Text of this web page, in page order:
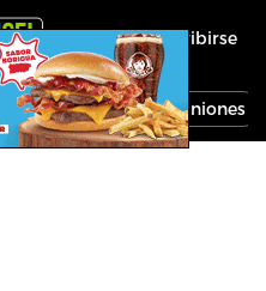
Inscribirse
Economía Opiniones